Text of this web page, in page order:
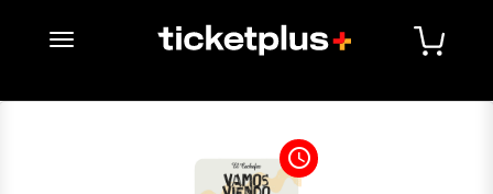
desplegar navegación
access_time